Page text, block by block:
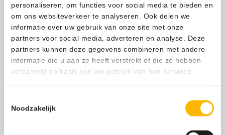
personaliseren, om functies voor social media te bieden en
om ons websiteverkeer te analyseren. Ook delen we
informatie over uw gebruik van onze site met onze
partners voor social media, adverteren en analyse. Deze
partners kunnen deze gegevens combineren met andere
informatie die u aan ze heeft verstrekt of die ze hebben
verzameld op basis van uw gebruik van hun services.
Noodzakelijk
Toevoegen